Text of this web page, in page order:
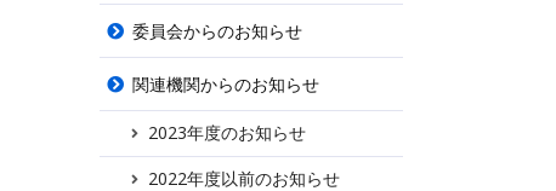
委員会からのお知らせ
関連機関からのお知らせ
2023年度のお知らせ
2022年度以前のお知らせ